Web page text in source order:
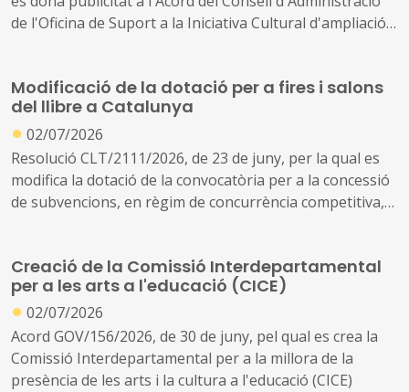
de l'Oficina de Suport a la Iniciativa Cultural d'ampliació
competitiva, per a commemoracions d'esdeveniments,
personalitats o entitats de l'àmbit de la cultura catalana
per al període 2025-2026 (ref. BDNS 848343)
Modificació de la dotació per a fires i salons
del llibre a Catalunya
● 02/07/2026
Resolució CLT/2111/2026, de 23 de juny, per la qual es
modifica la dotació de la convocatòria per a la concessió
de subvencions, en règim de concurrència competitiva,
Creació de la Comissió Interdepartamental
per a les arts a l'educació (CICE)
● 02/07/2026
Acord GOV/156/2026, de 30 de juny, pel qual es crea la
Comissió Interdepartamental per a la millora de la
presència de les arts i la cultura a l'educació (CICE)